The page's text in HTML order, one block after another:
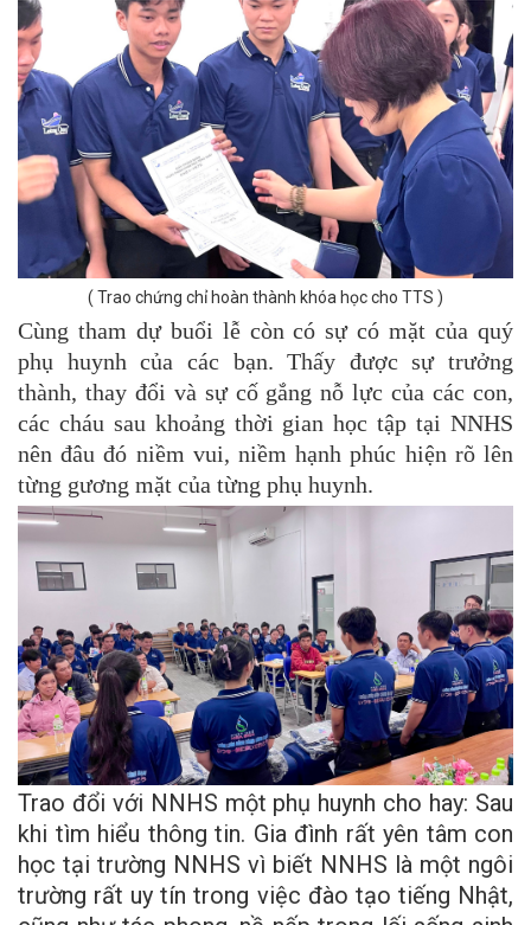
( Trao chứng chỉ hoàn thành khóa học cho TTS )
Cùng tham dự buổi lễ còn có sự có mặt của quý
phụ huynh của các bạn. Thấy được sự trưởng
thành, thay đổi và sự cố gắng nỗ lực của các con,
các cháu sau khoảng thời gian học tập tại NNHS
nên đâu đó niềm vui, niềm hạnh phúc hiện rõ lên
từng gương mặt của từng phụ huynh.
Trao đổi với NNHS một phụ huynh cho hay: Sau
khi tìm hiểu thông tin. Gia đình rất yên tâm con
học tại trường NNHS vì biết NNHS là một ngôi
trường rất uy tín trong việc đào tạo tiếng Nhật,